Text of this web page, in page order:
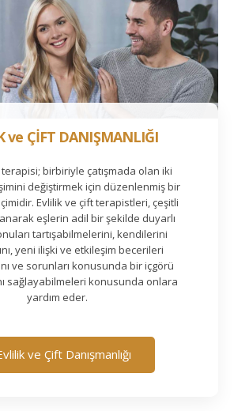
ve ÇİFT DANIŞMANLIĞI
birbiriyle çatışmada olan iki
değiştirmek için düzenlenmiş bir
Evlilik ve çift terapistleri, çeşitli
eşlerin adil bir şekilde duyarlı
tartışabilmelerini, kendilerini
yeni ilişki ve etkileşim becerileri
ve sorunları konusunda bir içgörü
sağlayabilmeleri konusunda onlara
yardım eder.
ve Çift Danışmanlığı